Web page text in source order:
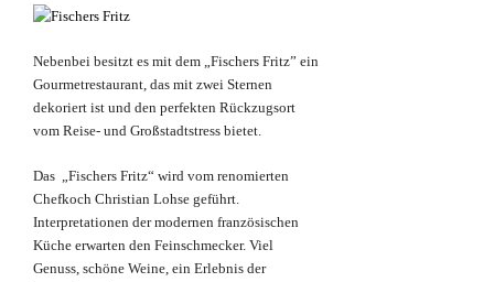
Nebenbei besitzt es mit dem „Fischers Fritz” ein
Gourmetrestaurant, das mit zwei Sternen
dekoriert ist und den perfekten Rückzugsort
vom Reise- und Großstadtstress bietet.
Das „Fischers Fritz“ wird vom renomierten
Chefkoch Christian Lohse geführt.
Interpretationen der modernen französischen
Küche erwarten den Feinschmecker. Viel
Genuss, schöne Weine, ein Erlebnis der